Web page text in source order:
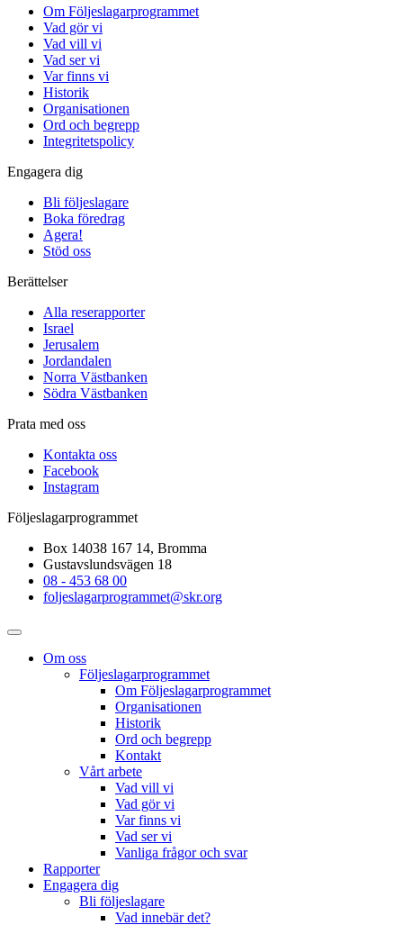
Om Följeslagarprogrammet
Vad gör vi
Vad vill vi
Vad ser vi
Var finns vi
Historik
Organisationen
Ord och begrepp
Integritetspolicy
Engagera dig
Bli följeslagare
Boka föredrag
Agera!
Stöd oss
Berättelser
Alla reserapporter
Israel
Jerusalem
Jordandalen
Norra Västbanken
Södra Västbanken
Prata med oss
Kontakta oss
Facebook
Instagram
Följeslagarprogrammet
Box 14038 167 14, Bromma
Gustavslundsvägen 18
08 - 453 68 00
foljeslagarprogrammet@skr.org
Om oss
Följeslagarprogrammet
Om Följeslagarprogrammet
Organisationen
Historik
Ord och begrepp
Kontakt
Vårt arbete
Vad vill vi
Vad gör vi
Var finns vi
Vad ser vi
Vanliga frågor och svar
Rapporter
Engagera dig
Bli följeslagare
Vad innebär det?